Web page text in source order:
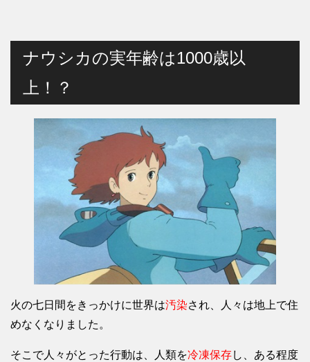
ナウシカの実年齢は1000歳以
上！？
火の七日間をきっかけに世界は汚染され、人々は地上で住
めなくなりました。
そこで人々がとった行動は、人類を冷凍保存し、ある程度